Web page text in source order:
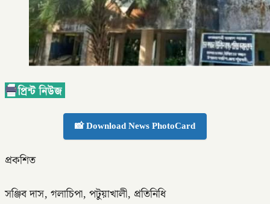
📸 Download News PhotoCard
প্রকশিত
সঞ্জিব দাস, গলাচিপা, পটুয়াখালী, প্রতিনিধি